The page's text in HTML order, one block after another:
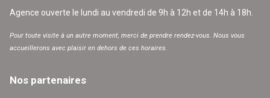
Agence ouverte le lundi au vendredi de 9h à 12h et de 14h à 18h.
Pour toute visite à un autre moment, merci de prendre rendez-vous. Nous vous
accueillerons avec plaisir en dehors de ces horaires.
Nos partenaires